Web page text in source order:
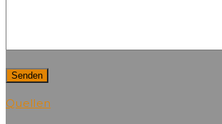
Quellen